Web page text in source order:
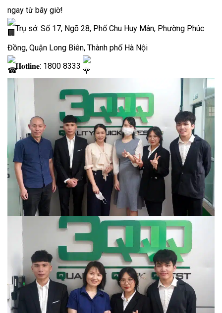
ngay từ bây giờ!
Trụ sở: Số 17, Ngõ 28, Phố Chu Huy Mân, Phường Phúc
Đồng, Quận Long Biên, Thành phố Hà Nội
𝐇𝐨𝐭𝐥𝐢𝐧𝐞: 1800 8333